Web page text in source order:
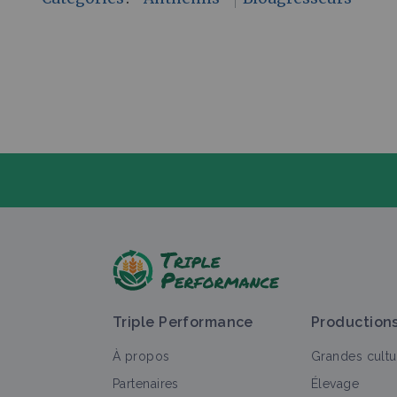
Triple Performance
À propos
Partenaires
Grandes
Élevage